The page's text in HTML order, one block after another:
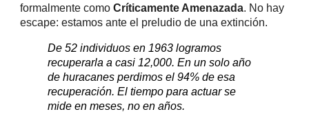
formalmente comoCríticamente Amenazada. No hay
escape: estamos ante el preludio de una extinción.
De 52 individuos en 1963 logramos
recuperarla a casi 12,000. En un solo año
de huracanes perdimos el 94% de esa
recuperación. El tiempo para actuar se
mide en meses, no en años.